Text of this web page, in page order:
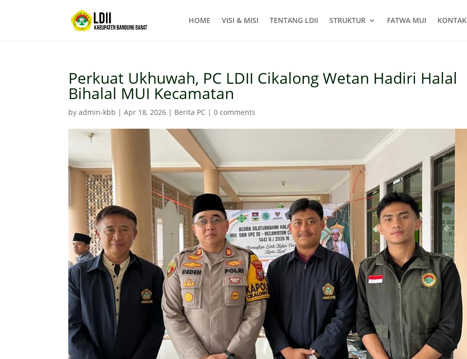
HOME VISI & MISI TENTANG LDII STRUKTUR FATWA MUI KONTAK
Perkuat Ukhuwah, PC LDII Cikalong Wetan Hadiri Halal
Bihalal MUI Kecamatan
byadmin-kbb |Apr 18, 2026 | Berita PC |0 comments